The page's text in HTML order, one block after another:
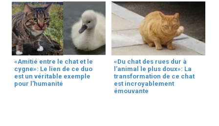
«Amitié entre le chat et le
cygne»: Le lien de ce duo
est un véritable exemple
pour l’humanité
«Du chat des rues dur à
l’animal le plus doux»: La
transformation de ce chat
est incroyablement
émouvante